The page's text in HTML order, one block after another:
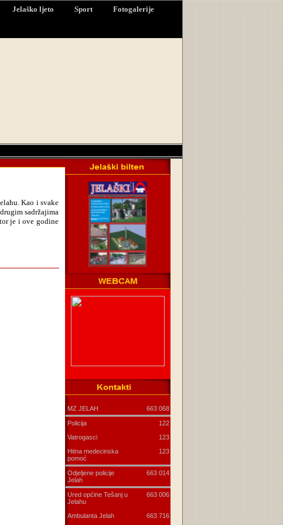
Jelaško ljeto Sport Fotogalerije
Kao i svake
sadržajima
je i ove godine
MZ JELAH 663 068
Policija
122
Vatrogasci
123
Hitna medecinska
pomoć
123
Odjeljene policije
Jelah
663 014
Ured općine Tešanj u
Jelahu
663 006
Ambulanta Jelah 663 716